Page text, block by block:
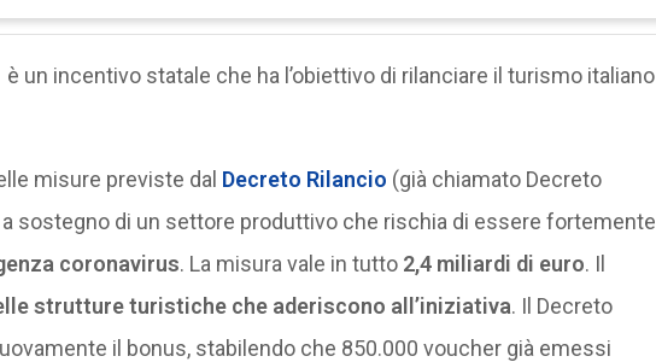
è un incentivo statale che ha l’obiettivo di rilanciare il turismo italiano
misure previste dal Decreto Rilancio (già chiamato Decreto
a sostegno di un settore produttivo che rischia di essere fortemente
coronavirus. La misura vale in tutto 2,4 miliardi di euro. Il
strutture turistiche che aderiscono all’iniziativa. Il Decreto
il bonus, stabilendo che 850.000 voucher già emessi